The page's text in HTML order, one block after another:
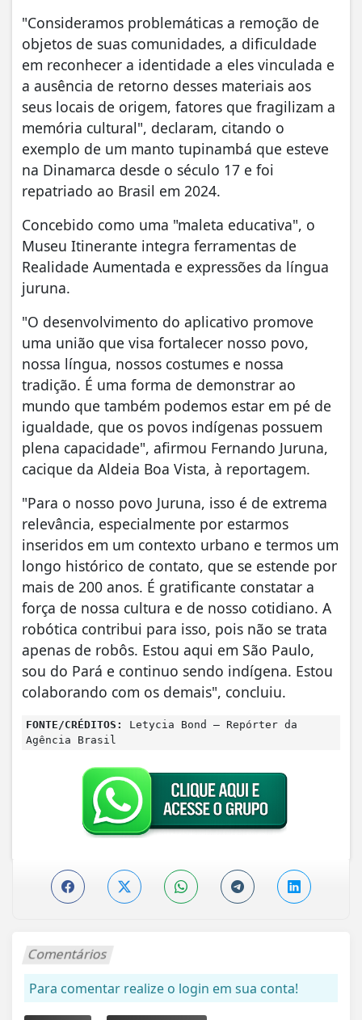
"Consideramos problemáticas a remoção de
objetos de suas comunidades, a dificuldade
em reconhecer a identidade a eles vinculada e
a ausência de retorno desses materiais aos
seus locais de origem, fatores que fragilizam a
memória cultural", declaram, citando o
exemplo de um manto tupinambá que esteve
na Dinamarca desde o século 17 e foi
repatriado ao Brasil em 2024.
Concebido como uma "maleta educativa", o
Museu Itinerante integra ferramentas de
Realidade Aumentada e expressões da língua
juruna.
"O desenvolvimento do aplicativo promove
uma união que visa fortalecer nosso povo,
nossa língua, nossos costumes e nossa
tradição. É uma forma de demonstrar ao
mundo que também podemos estar em pé de
igualdade, que os povos indígenas possuem
plena capacidade", afirmou Fernando Juruna,
cacique da Aldeia Boa Vista, à reportagem.
"Para o nosso povo Juruna, isso é de extrema
relevância, especialmente por estarmos
inseridos em um contexto urbano e termos um
longo histórico de contato, que se estende por
mais de 200 anos. É gratificante constatar a
força de nossa cultura e de nosso cotidiano. A
robótica contribui para isso, pois não se trata
apenas de robôs. Estou aqui em São Paulo,
sou do Pará e continuo sendo indígena. Estou
colaborando com os demais", concluiu.
FONTE/CRÉDITOS:
Letycia Bond – Repórter da
Agência Brasil
Comentários
Para comentar realize o login em sua conta!